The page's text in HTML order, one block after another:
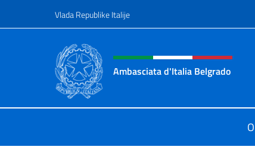
Vlada Republike Italije
Header, social and menu
Ambasciata d'Italia Belgrado